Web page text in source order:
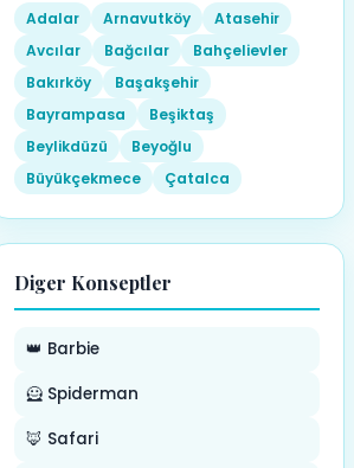
Adalar Arnavutköy
Atasehir
Avcılar
Bağcılar
Bahçelievler
Bakırköy
Başakşehir
Bayrampasa
Beşiktaş
Beylikdüzü
Beyoğlu
Büyükçekmece
Çatalca
Diger Konseptler
👑 Barbie
🦸 Spiderman
🦊 Safari